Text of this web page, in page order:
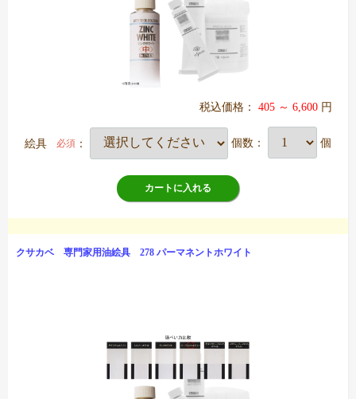
税込価格： 405 ～ 6,600 円
絵具 必須 ： 個数： 個
カートに入れる
クサカベ 専門家用油絵具 278 パーマネントホワイト